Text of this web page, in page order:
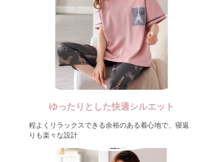
ゆったりとした快適シルエット
程よくリラックスできる余裕のある着心地で、寝返
りも楽々な設計